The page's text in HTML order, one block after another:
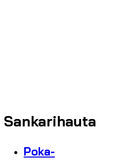
Sankarihauta
Poka-